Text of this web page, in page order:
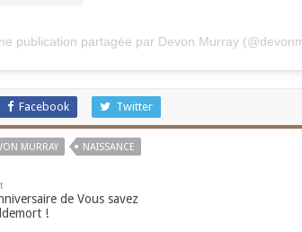
publication partagée par Devon Murray
Facebook Twitter
MURRAY NAISSANCE
de Vous savez
!